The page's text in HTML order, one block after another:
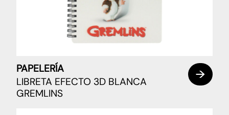
PAPELERÍA
LIBRETA EFECTO 3D BLANCA
GREMLINS